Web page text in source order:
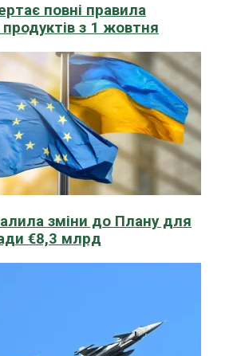
повні правила
з 1 жовтня
зміни до Плану для
€8,3 млрд